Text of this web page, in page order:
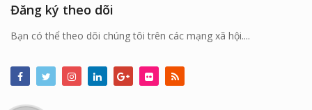
Đăng ký theo dõi
Bạn có thể theo dõi chúng tôi trên các mạng xã hội....